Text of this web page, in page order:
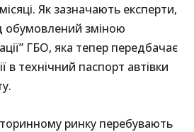
Як зазначають експерти,
обумовлений зміною
ГБО, яка тепер передбачає
в технічний паспорт автівки
ринку перебувають